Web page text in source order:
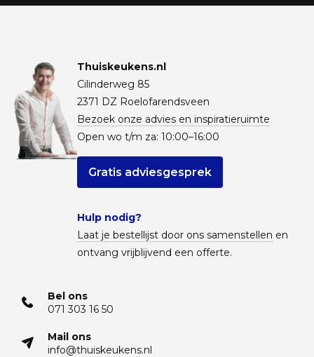
Thuiskeukens.nl
Cilinderweg 85
2371 DZ Roelofarendsveen
Bezoek onze advies en inspiratieruimte
Open wo t/m za: 10:00–16:00
Gratis adviesgesprek
Hulp nodig?
Laat je bestellijst door ons samenstellen en
ontvang vrijblijvend een offerte.
Bel ons
071 303 16 50
Mail ons
info@thuiskeukens.nl